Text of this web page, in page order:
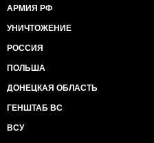
АРМИЯ РФ
УНИЧТОЖЕНИЕ
РОССИЯ
ПОЛЬША
ДОНЕЦКАЯ ОБЛАСТЬ
ГЕНШТАБ ВС
ВСУ